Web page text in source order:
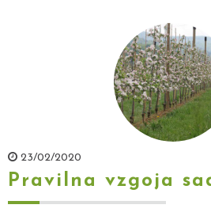
23/02/2020
Pravilna vzgoja